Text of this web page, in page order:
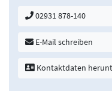
02931 878-140
E-Mail schreiben
Kontaktdaten